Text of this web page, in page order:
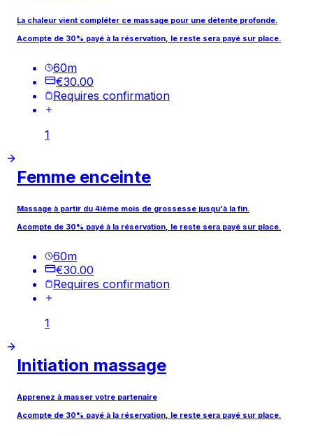
La chaleur vient compléter ce massage pour une détente profonde.
Acompte de 30% payé à la réservation, le reste sera payé sur place.
60m
€30.00
Requires confirmation
1
Femme enceinte
Massage à partir du 4ième mois de grossesse jusqu'à la fin.
Acompte de 30% payé à la réservation, le reste sera payé sur place.
60m
€30.00
Requires confirmation
1
Initiation massage
Apprenez à masser votre partenaire
Acompte de 30% payé à la réservation, le reste sera payé sur place.